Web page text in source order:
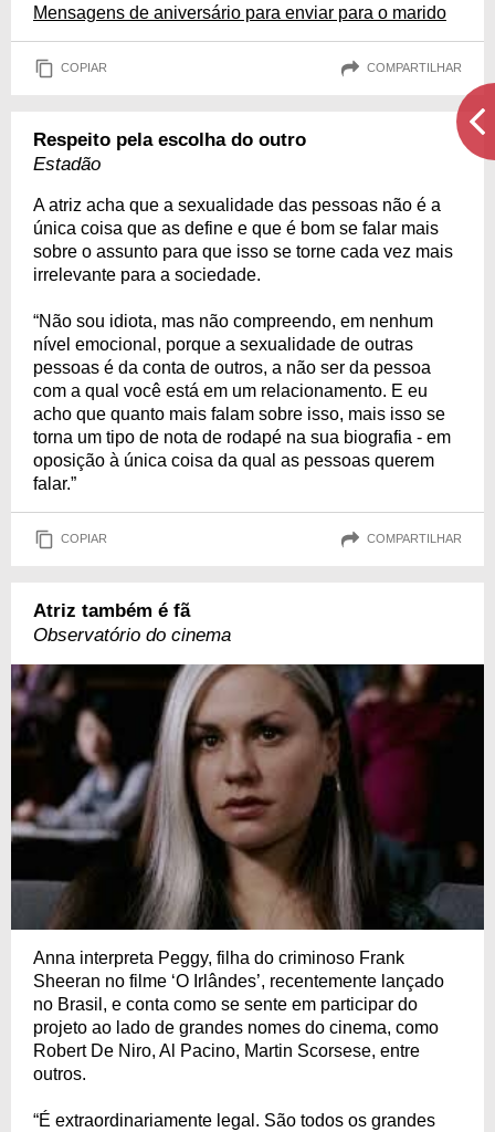
Mensagens de aniversário para enviar para o marido
COPIAR COMPARTILHAR
Respeito pela escolha do outro
Estadão
A atriz acha que a sexualidade das pessoas não é a
única coisa que as define e que é bom se falar mais
sobre o assunto para que isso se torne cada vez mais
irrelevante para a sociedade.
“Não sou idiota, mas não compreendo, em nenhum
nível emocional, porque a sexualidade de outras
pessoas é da conta de outros, a não ser da pessoa
com a qual você está em um relacionamento. E eu
acho que quanto mais falam sobre isso, mais isso se
torna um tipo de nota de rodapé na sua biografia - em
oposição à única coisa da qual as pessoas querem
falar.”
COPIAR COMPARTILHAR
Atriz também é fã
Observatório do cinema
Anna interpreta Peggy, filha do criminoso Frank
Sheeran no filme ‘O Irlândes’, recentemente lançado
no Brasil, e conta como se sente em participar do
projeto ao lado de grandes nomes do cinema, como
Robert De Niro, Al Pacino, Martin Scorsese, entre
outros.
“É extraordinariamente legal. São todos os grandes